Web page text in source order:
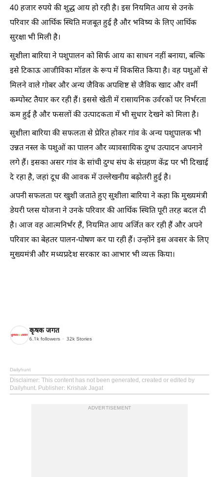
40 हजार रुपये की शुद्ध आय हो रही है। इस नियमित आय से उनके
परिवार की आर्थिक स्थिति मजबूत हुई है और भविष्य के लिए आर्थिक
सुरक्षा भी मिली है।
सुशीला बारिया ने पशुपालन को सिर्फ आय का साधन नहीं बनाया, बल्कि
इसे टिकाऊ आजीविका मॉडल के रूप में विकसित किया है। वह पशुओं से
मिलने वाले गोबर और अन्य जैविक अपशिष्ट से जैविक खाद और वर्मी
कम्पोस्ट तैयार कर रही हैं। इससे खेती में रासायनिक उर्वरकों पर निर्भरता
कम हुई है और फसलों की उत्पादकता में भी सुधार देखने को मिला है।
सुशीला बारिया की सफलता से प्रेरित होकर गांव के अन्य पशुपालक भी
उन्नत नस्ल के पशुओं का पालन और व्यावसायिक दुग्ध उत्पादन अपनाने
लगे हैं। इसका असर गांव के सांची दुग्ध संघ के संग्रहण केंद्र पर भी दिखाई
दे रहा है, जहां दूध की आवक में उल्लेखनीय बढ़ोतरी हुई है।
अपनी सफलता पर खुशी जताते हुए सुशीला बारिया ने कहा कि मुख्यमंत्री
डेयरी प्लस योजना ने उनके परिवार की आर्थिक स्थिति पूरी तरह बदल दी
है। आज वह आत्मनिर्भर हैं, नियमित आय अर्जित कर रही हैं और अपने
परिवार का बेहतर पालन-पोषण कर पा रही हैं। उन्होंने इस अवसर के लिए
मुख्यमंत्री और मध्यप्रदेश सरकार का आभार भी व्यक्त किया।
कृषक जगत
6.1k followers 32k Stories
Dailyhunt
Disclaimer: This content has not been generated, created or edited by
Dailyhunt. Publisher: Krishak Jagat
ADVERTISEMENT